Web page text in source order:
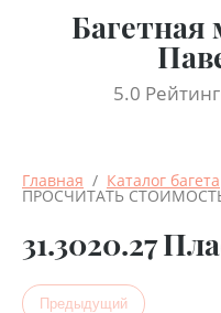
Багетная
5.0
Главная
  /
Каталог багета
ПРОСЧИТАТЬ СТОИМОСТЬ
31.3020.27
Предыдущий